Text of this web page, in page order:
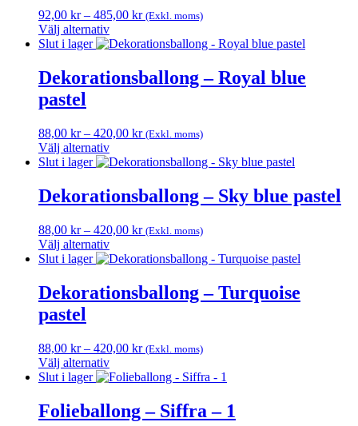
De
olika
alternativen
väljas
på
produktsidan
92,00 kr – 485,00 krPrisintervall:
till
(Exkl. moms)
Välj alternativ
Den
produkten
har
flera
De
olika
alternativen
kan
väljas
på
Slut i lager
Dekorationsballong – Royal blue
pastel
88,00 kr – 420,00 krPrisintervall:
till
(Exkl. moms)
Välj alternativ
Den
produkten
har
varianter.
De
olika
kan
väljas
på
Slut i lager
Dekorationsballong – Sky blue pastel
88,00 kr – 420,00 krPrisintervall:
till
(Exkl. moms)
Välj alternativ
Den
produkten
har
flera
De
olika
alternativen
kan
väljas
på
Slut i lager
Dekorationsballong – Turquoise
pastel
88,00 kr – 420,00 krPrisintervall:
till
(Exkl. moms)
Välj alternativ
Den
produkten
har
Slut i lager
Folieballong – Siffra – 1